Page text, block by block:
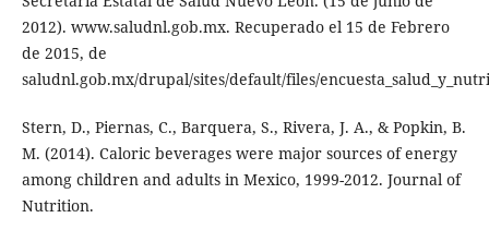
2012). www.saludnl.gob.mx. Recuperado el 15 de Febrero
de 2015, de
saludnl.gob.mx/drupal/sites/default/files/
Stern, D., Piernas, C., Barquera, S., Rivera, J. A., & Popkin, B.
M. (2014). Caloric beverages were major sources of energy
among children and adults in Mexico, 1999-2012. Journal of
Nutrition.